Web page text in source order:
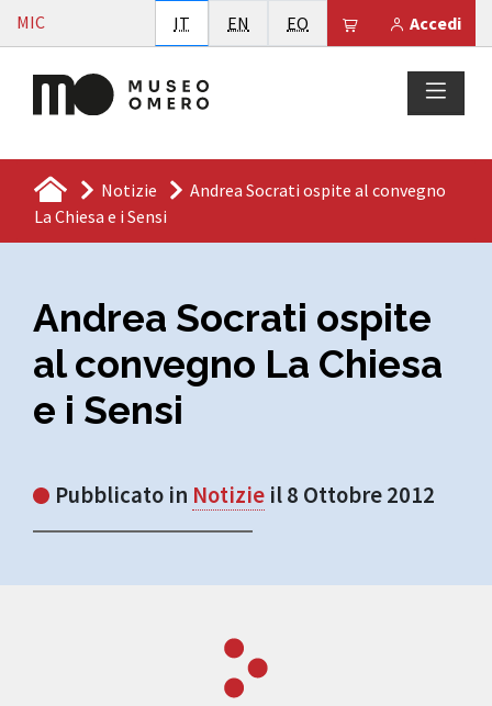
Vai al contenuto
MIC Accedi
Il tuo carrello è
IT Italiano
EN English
EO Esperanto
Notizie
Andrea Socrati ospite al convegno
La Chiesa e i Sensi
Andrea Socrati ospite
al convegno La Chiesa
e i Sensi
Pubblicato in Notizie il 8 Ottobre 2012